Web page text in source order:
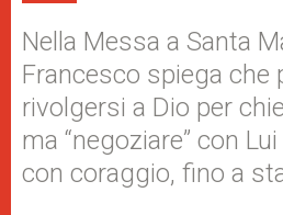
Nella Messa a Santa
Francesco spiega che
rivolgersi a Dio per
ma “negoziare” con
con coraggio, fino a